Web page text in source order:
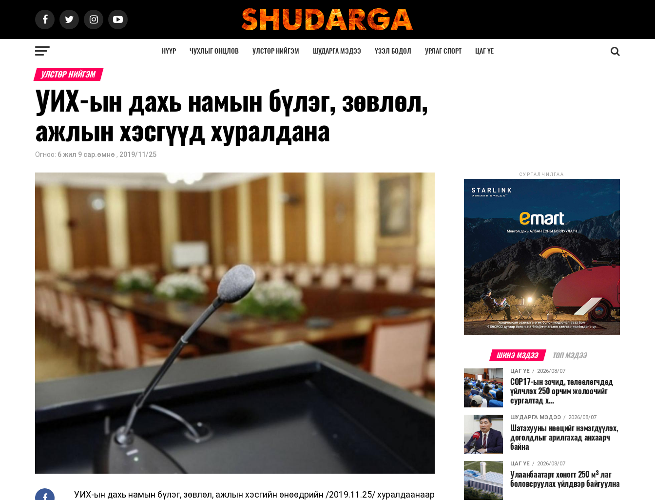
НҮҮР ЧУХЛЫГ ОНЦЛОВ УЛСТӨР НИЙГЭМ ШУДАРГА МЭДЭЭ ҮЗЭЛ БОДОЛ УРЛАГ СПОРТ ЦАГ ҮЕ
УЛСТӨР НИЙГЭМ
УИХ-ын дахь намын бүлэг, зөвлөл,
ажлын хэсгүүд хуралдана
Огноо: 6 жил 9 сар.өмнө , 2019/11/25
УИХ-ын дахь намын бүлэг, зөвлөл, ажлын хэсгийн өнөөдрийн /2019.11.25/ хуралдаанаар
СУРТАЛЧИЛГАА
ШИНЭ МЭДЭЭ ТОП МЭДЭЭ
ЦАГ ҮЕ 2026/08/07
COP17-ын зочид, төлөөлөгчдөд
үйлчлэх 250 орчим жолоочийг
сургалтад х...
ШУДАРГА МЭДЭЭ 2026/08/07
Шатахууны нөөцийг нэмэгдүүлэх,
доголдлыг арилгахад анхаарч
байна
ЦАГ ҮЕ 2026/08/07
Улаанбаатарт хоногт 250 м³ лаг
боловсруулах үйлдвэр байгуулна